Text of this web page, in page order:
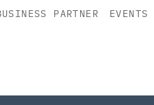
PARTNER EVENTS